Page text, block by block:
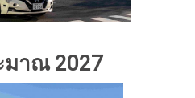
มาณ 2027